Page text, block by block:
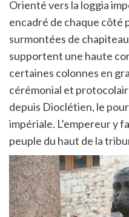
Orienté vers la loggia
encadré de chaque côté
surmontées de
supportent une haute
certaines colonnes en
cérémonial et
depuis Dioclétien, le
impériale. L’empereur y
peuple du haut de la